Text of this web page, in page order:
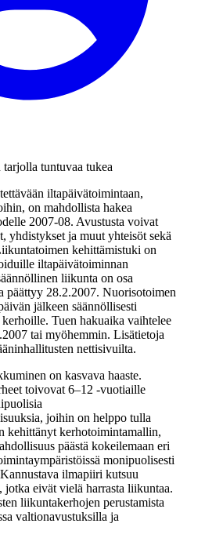
tuntuvaa tukea
iltapäivätoimintaan,
on mahdollista hakea
2007-08. Avustusta voivat
yhdistykset ja muut yhteisöt sekä
kehittämistuki on
iltapäivätoiminnan
liikunta on osa
päättyy 28.2.2007. Nuorisotoimen
jälkeen säännöllisesti
Tuen hakuaika vaihtelee
tai myöhemmin. Lisätietoja
nettisivuilta.
on kasvava haaste.
toivovat 6–12 -vuotiaille
joihin on helppo tulla
kehittänyt kerhotoimintamallin,
päästä kokeilemaan eri
monipuolisesti
ilmapiiri kutsuu
jotka eivät vielä harrasta liikuntaa.
liikuntakerhojen perustamista
valtionavustuksilla ja